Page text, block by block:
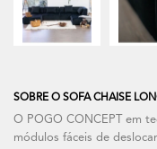
SOBRE O SOFA CHAISE
O POGO CONCEPT em
módulos fáceis de